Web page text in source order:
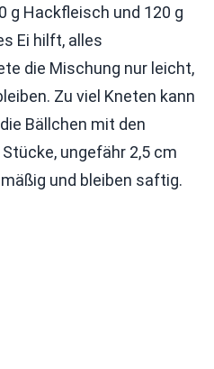
g Hackfleisch und 120 g
Ei hilft, alles
die Mischung nur leicht,
Zu viel Kneten kann
Bällchen mit den
ungefähr 2,5 cm
und bleiben saftig.